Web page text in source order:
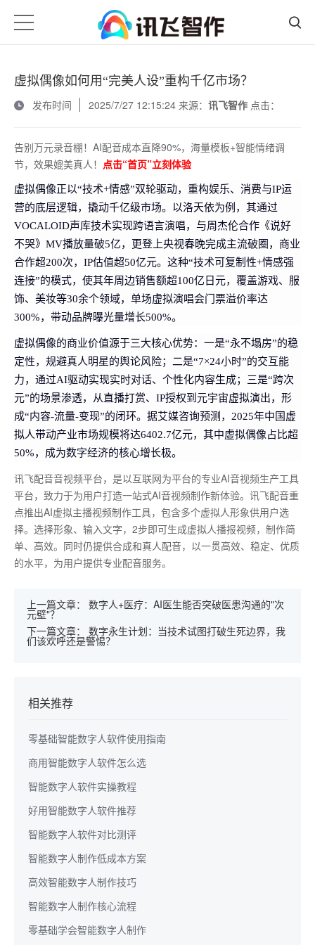
虚拟偶像如何用“完美人设”重构千亿市场？
发布时间
2025/7/27 12:15:24 来源： 讯飞智作 点击：
告别万元录音棚！AI配音成本直降90%，海量模板+智能情绪调
节，效果媲美真人！ 点击“首页”立刻体验
虚拟偶像正以“技术+情感”双轮驱动，重构娱乐、消费与IP运
营的底层逻辑，撬动千亿级市场。以洛天依为例，其通过
VOCALOID声库技术实现跨语言演唱，与周杰伦合作《说好
不哭》MV播放量破5亿，更登上央视春晚完成主流破圈，商业
合作超200次，IP估值超50亿元。这种“技术可复制性+情感强
连接”的模式，使其年周边销售额超100亿日元，覆盖游戏、服
饰、美妆等30余个领域，单场虚拟演唱会门票溢价率达
300%，带动品牌曝光量增长500%。
虚拟偶像的商业价值源于三大核心优势：一是“永不塌房”的稳
定性，规避真人明星的舆论风险；二是“7×24小时”的交互能
力，通过AI驱动实现实时对话、个性化内容生成；三是“跨次
元”的场景渗透，从直播打赏、IP授权到元宇宙虚拟演出，形
成“内容-流量-变现”的闭环。据艾媒咨询预测，2025年中国虚
拟人带动产业市场规模将达6402.7亿元，其中虚拟偶像占比超
50%，成为数字经济的核心增长极。
讯飞配音音视频平台，是以互联网为平台的专业AI音视频生产工具
平台，致力于为用户打造一站式AI音视频制作新体验。讯飞配音重
点推出AI虚拟主播视频制作工具，包含多个虚拟人形象供用户选
择。选择形象、输入文字，2步即可生成虚拟人播报视频，制作简
单、高效。同时仍提供合成和真人配音，以一贯高效、稳定、优质
的水平，为用户提供专业配音服务。
上一篇文章： 数字人+医疗：AI医生能否突破医患沟通的"次
元壁"？
下一篇文章： 数字永生计划：当技术试图打破生死边界，我
们该欢呼还是警惕？
相关推荐
零基础智能数字人软件使用指南
商用智能数字人软件怎么选
智能数字人软件实操教程
好用智能数字人软件推荐
智能数字人软件对比测评
智能数字人制作低成本方案
高效智能数字人制作技巧
智能数字人制作核心流程
零基础学会智能数字人制作